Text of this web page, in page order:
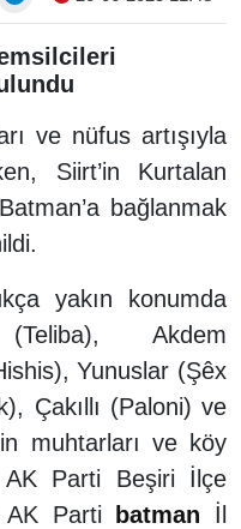
ve nüfus artışıyla
Siirt’in Kurtalan
bağlanmak
yakın konumda
Akdem
Yunuslar (Şêx
Çakıllı (Paloni) ve
muhtarları ve köy
AK Parti Beşiri İlçe
AK Parti
batman İl